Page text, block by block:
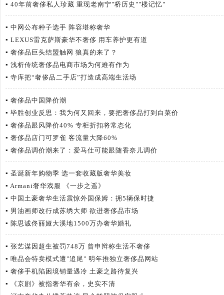
▪ 40年前奢侈私人珍藏 重现老南宁"桥历史""楼记忆"
▪ 中网公布种子选手 阵容堪称奢华
▪ LEXUS雷克萨斯豪华不奢侈 用车养护更有道
▪ 奢侈品巨头结盟触网 狼真的来了？
▪ 浅析传统奢侈品电商市场为何难有作为
▪ 寺库把“奢侈品二手店”打造成高端生活场
▪ 奢侈品中国降价潮
▪ 毕胜创业反思：我为何又回来，要把奢侈品打到白菜价
▪ 奢侈品跟风降价40% 专柜折扣将常态化
▪ 奢侈品店门可罗雀 客流量大降60%
▪ 奢侈品调价潮来了：爱马仕可能跟随香奈儿调价
▪ 圣诞新年购物季 选一套收藏版奢华美妆
▪ Armani奢华戏服 《一步之遥》
▪ 中国土豪奢华生活震惊外国保姆：拥5辆保时捷
▪ 男油画师改行成苏绣大师 欲进奢侈品市场
▪ 陈思诚佟丽娅大溪地1500万办奢华婚礼
▪ 张艺谋因超生被罚748万 曾申辩称生活不奢侈
▪ 唯品会特卖模式遭"追尾" 明年推独立奢侈品网站
▪ 奢侈手机陷困境销量遇冷 土豪之路待复兴
▪
《京剧》被指奢华有余，史实不清